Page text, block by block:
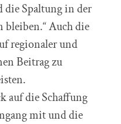
die Spaltung in der
bleiben.“ Auch die
regionaler und
Beitrag zu
auf die Schaffung
mit und die